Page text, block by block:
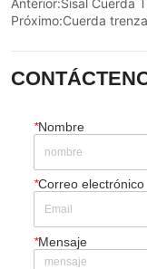
Próximo:Cuerda
*Nombre
*Correo electrónico
*Mensaje